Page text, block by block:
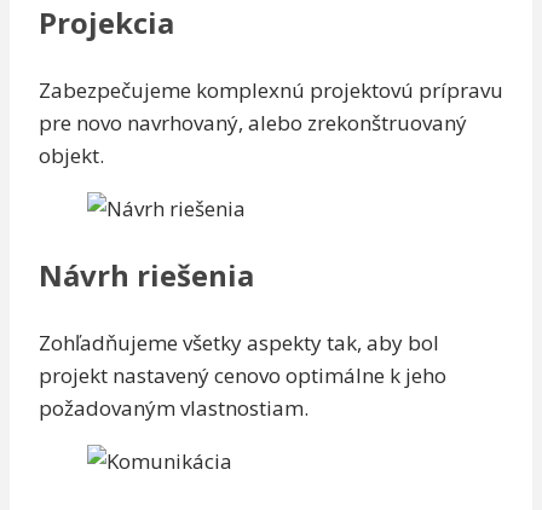
Projekcia
Zabezpečujeme komplexnú projektovú prípravu
pre novo navrhovaný, alebo zrekonštruovaný
objekt.
Návrh riešenia
Zohľadňujeme všetky aspekty tak, aby bol
projekt nastavený cenovo optimálne k jeho
požadovaným vlastnostiam.